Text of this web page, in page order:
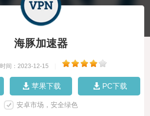
海豚加速器
时间：2023-12-15
苹果下载 PC下载
安卓市场，安全绿色